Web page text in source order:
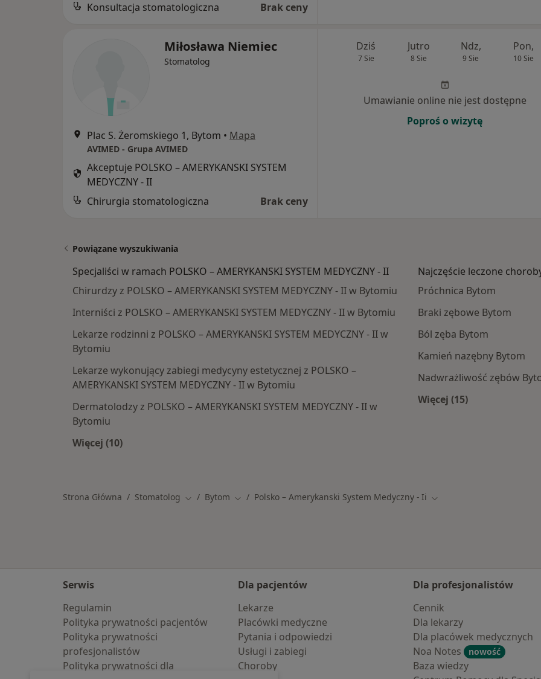
Konsultacja stomatologiczna
Brak ceny
Miłosława Niemiec
Stomatolog
Plac S. Żeromskiego 1, Bytom • Mapa
AVIMED - Grupa AVIMED
Akceptuje POLSKO – AMERYKANSKI SYSTEM
MEDYCZNY - II
Chirurgia stomatologiczna
Brak ceny
Dziś
7 Sie
Jutro
8 Sie
Ndz,
9 Sie
Pon,
10 Sie
Umawianie online nie jest dostępne
Poproś o wizytę
Powiązane wyszukiwania
Specjaliści w ramach POLSKO – AMERYKANSKI SYSTEM MEDYCZNY - II
Chirurdzy z POLSKO – AMERYKANSKI SYSTEM MEDYCZNY - II w Bytomiu
Interniści z POLSKO – AMERYKANSKI SYSTEM MEDYCZNY - II w Bytomiu
Lekarze rodzinni z POLSKO – AMERYKANSKI SYSTEM MEDYCZNY - II w
Bytomiu
Lekarze wykonujący zabiegi medycyny estetycznej z POLSKO –
AMERYKANSKI SYSTEM MEDYCZNY - II w Bytomiu
Dermatolodzy z POLSKO – AMERYKANSKI SYSTEM MEDYCZNY - II w
Bytomiu
Więcej (10)
Najczęście leczone
Próchnica Bytom
Braki zębowe Bytom
Ból zęba Bytom
Kamień nazębny Bytom
Nadwrażliwość zębów
Więcej (15)
Strona Główna Stomatolog Zmień miasto
Bytom Zmień miasto
Polsko – Amerykanski System Medyczny - Ii Zmień miasto
Serwis
Regulamin
Polityka prywatności pacjentów
Polityka prywatności
profesjonalistów
Polityka prywatności dla
Dla pacjentów
Lekarze
Placówki medyczne
Pytania i odpowiedzi
Usługi i zabiegi
Choroby
Dla profesjonalistów
Cennik
Dla lekarzy
Dla placówek medycznych
Noa Notes
nowość
Baza wiedzy